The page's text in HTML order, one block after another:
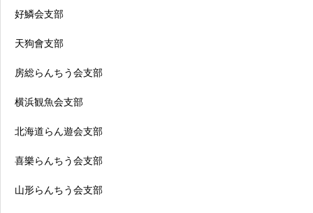
好鱗会支部
天狗會支部
房総らんちう会支部
横浜観魚会支部
北海道らん遊会支部
喜樂らんちう会支部
山形らんちう会支部